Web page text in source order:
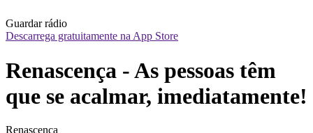
Guardar rádio
Descarrega gratuitamente na App Store
Renascença - As pessoas têm
que se acalmar, imediatamente!
Renascença